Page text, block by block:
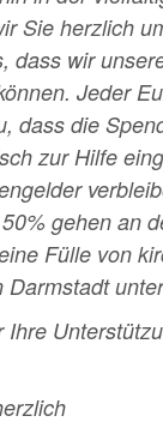
Sie herzlich
dass wir
Jeder
dass die
zur Hilfe
gehen an
Fülle von